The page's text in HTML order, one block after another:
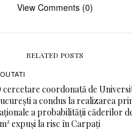
View Comments (0)
RELATED POSTS
cercetare coordonată de
a condus la realizarea
a probabilității căderilor
expuși la risc în Carpați